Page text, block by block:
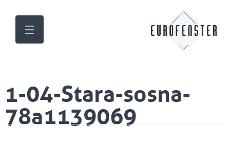
1-04-Stara-sosna-
78a1139069